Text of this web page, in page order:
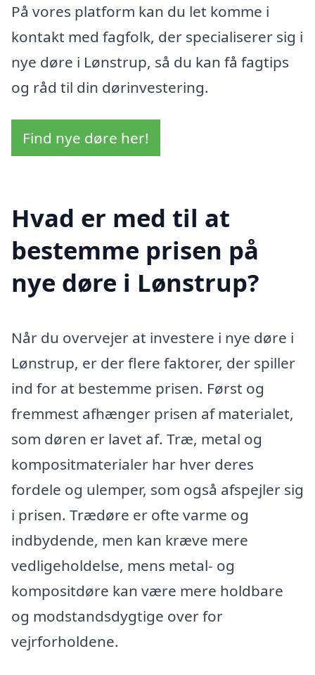
På vores platform kan du let komme i
kontakt med fagfolk, der specialiserer sig i
nye døre i Lønstrup, så du kan få fagtips
og råd til din dørinvestering.
Find nye døre her!
Hvad er med til at
bestemme prisen på
nye døre i Lønstrup?
Når du overvejer at investere i nye døre i
Lønstrup, er der flere faktorer, der spiller
ind for at bestemme prisen. Først og
fremmest afhænger prisen af materialet,
som døren er lavet af. Træ, metal og
kompositmaterialer har hver deres
fordele og ulemper, som også afspejler sig
i prisen. Trædøre er ofte varme og
indbydende, men kan kræve mere
vedligeholdelse, mens metal- og
kompositdøre kan være mere holdbare
og modstandsdygtige over for
vejrforholdene.